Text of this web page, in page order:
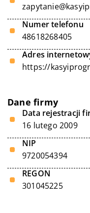
Numer telefonu
48618268405
Adres
https://
Dane firmy
Data rejestracji
16 lutego 2009
NIP
9720054394
REGON
301045225